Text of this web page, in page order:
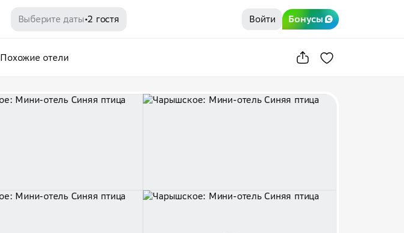
Выберите даты•2 гостя Войти Бонусы
Похожие отели